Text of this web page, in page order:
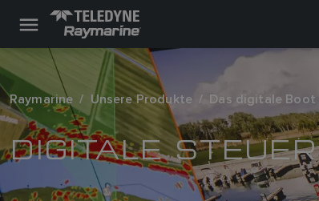
Raymarine Unsere Produkte Das digitale Boot
DIGITALE